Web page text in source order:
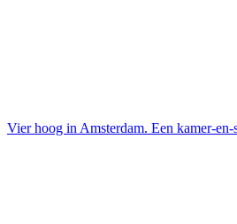
Vier hoog in Amsterdam. Een kamer-en-